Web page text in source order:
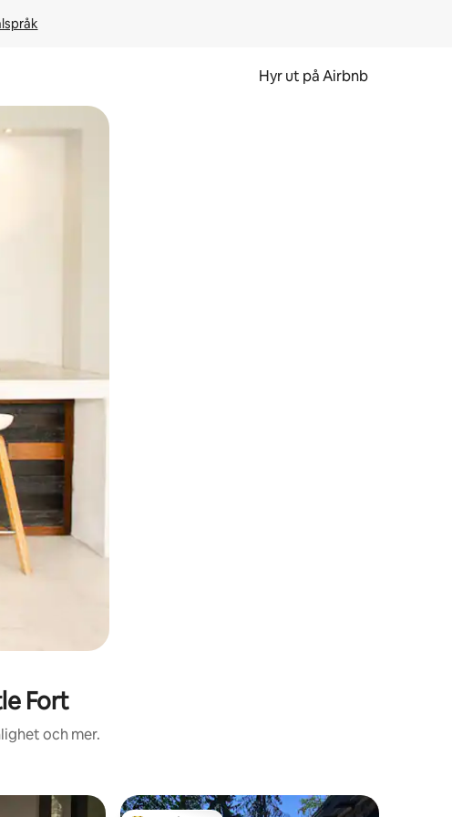
Hyr ut på Airbnb
Fort
och mer.